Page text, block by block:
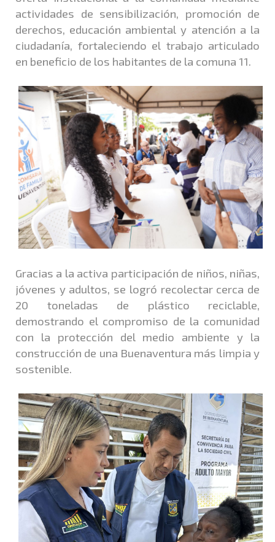
actividades de sensibilización, promoción de
derechos, educación ambiental y atención a la
ciudadanía, fortaleciendo el trabajo articulado
en beneficio de los habitantes de la comuna 11.
Gracias a la activa participación de niños, niñas,
jóvenes y adultos, se logró recolectar cerca de
20 toneladas de plástico reciclable,
demostrando el compromiso de la comunidad
con la protección del medio ambiente y la
construcción de una Buenaventura más limpia y
sostenible.